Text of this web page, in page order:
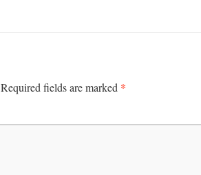
Required fields are marked *